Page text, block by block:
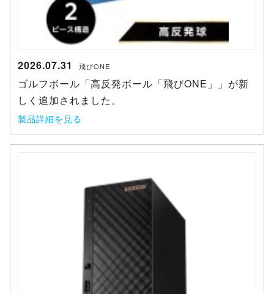
2026.07.31 飛びONE
ゴルフボール「高反発ボール「飛びONE」」が新
しく追加されました。
製品詳細を見る